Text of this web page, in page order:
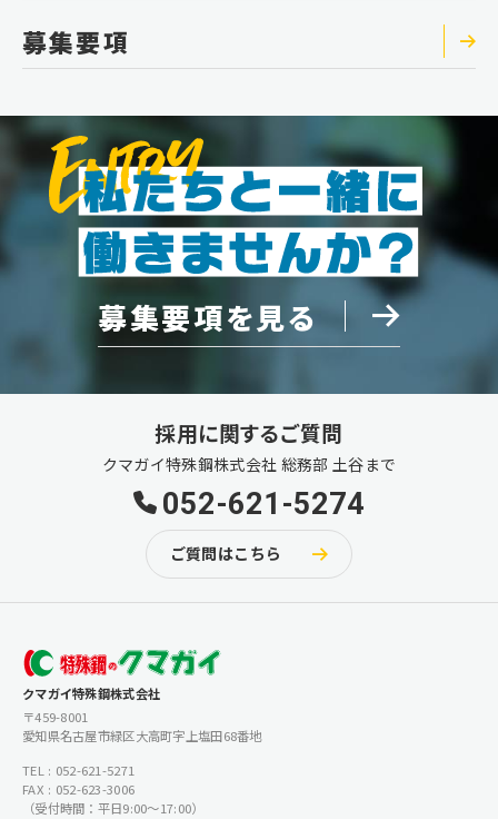
募集要項
募集要項を見る
採用に関するご質問
クマガイ特殊鋼株式会社 総務部 土谷まで
052-621-5274
ご質問はこちら
クマガイ特殊鋼株式会社
〒459-8001
愛知県名古屋市緑区大高町字上塩田68番地
TEL : 052-621-5271
FAX : 052-623-3006
（受付時間：平日9:00〜17:00）